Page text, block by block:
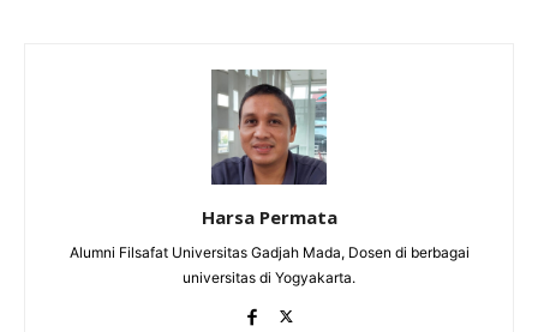
Harsa Permata
Alumni Filsafat Universitas Gadjah Mada, Dosen di berbagai
universitas di Yogyakarta.